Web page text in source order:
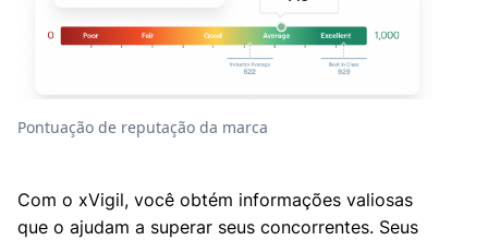
Pontuação de reputação da marca
Com o xVigil, você obtém informações valiosas
que o ajudam a superar seus concorrentes. Seus